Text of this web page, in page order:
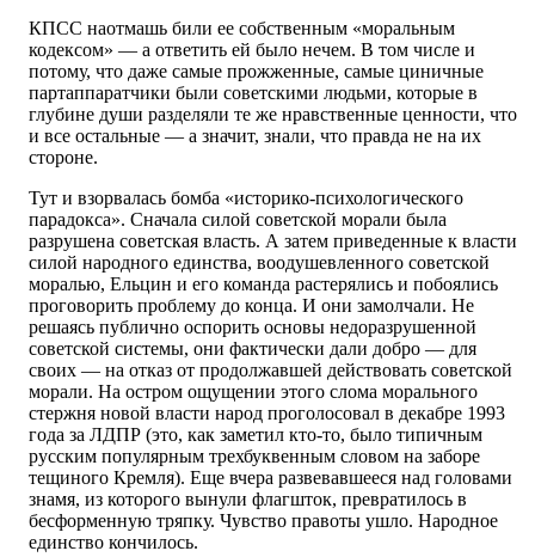
КПСС наотмашь били ее собственным «моральным
кодексом» — а ответить ей было нечем. В том числе и
потому, что даже самые прожженные, самые циничные
партаппаратчики были советскими людьми, которые в
глубине души разделяли те же нравственные ценности, что
и все остальные — а значит, знали, что правда не на их
стороне.
Тут и взорвалась бомба «историко-психологического
парадокса». Сначала силой советской морали была
разрушена советская власть. А затем приведенные к власти
силой народного единства, воодушевленного советской
моралью, Ельцин и его команда растерялись и побоялись
проговорить проблему до конца. И они замолчали. Не
решаясь публично оспорить основы недоразрушенной
советской системы, они фактически дали добро — для
своих — на отказ от продолжавшей действовать советской
морали. На остром ощущении этого слома морального
стержня новой власти народ проголосовал в декабре 1993
года за ЛДПР (это, как заметил кто-то, было типичным
русским популярным трехбуквенным словом на заборе
тещиного Кремля). Еще вчера развевавшееся над головами
знамя, из которого вынули флагшток, превратилось в
бесформенную тряпку. Чувство правоты ушло. Народное
единство кончилось.